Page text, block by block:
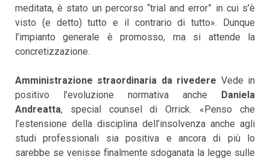
meditata, è stato un percorso “trial and error” in cui s’è
visto (e detto) tutto e il contrario di tutto». Dunque
l’impianto generale è promosso, ma si attende la
concretizzazione.
Amministrazione straordinaria da rivedere Vede in
positivo l’evoluzione normativa anche Daniela
Andreatta, special counsel di Orrick. «Penso che
l’estensione della disciplina dell’insolvenza anche agli
studi professionali sia positiva e ancora di più lo
sarebbe se venisse finalmente sdoganata la legge sulle